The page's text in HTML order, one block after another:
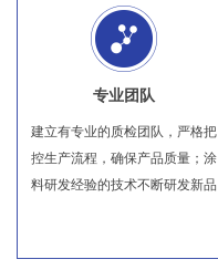
专业团队
建立有专业的质检团队，严格把
控生产流程，确保产品质量；涂
料研发经验的技术不断研发新品